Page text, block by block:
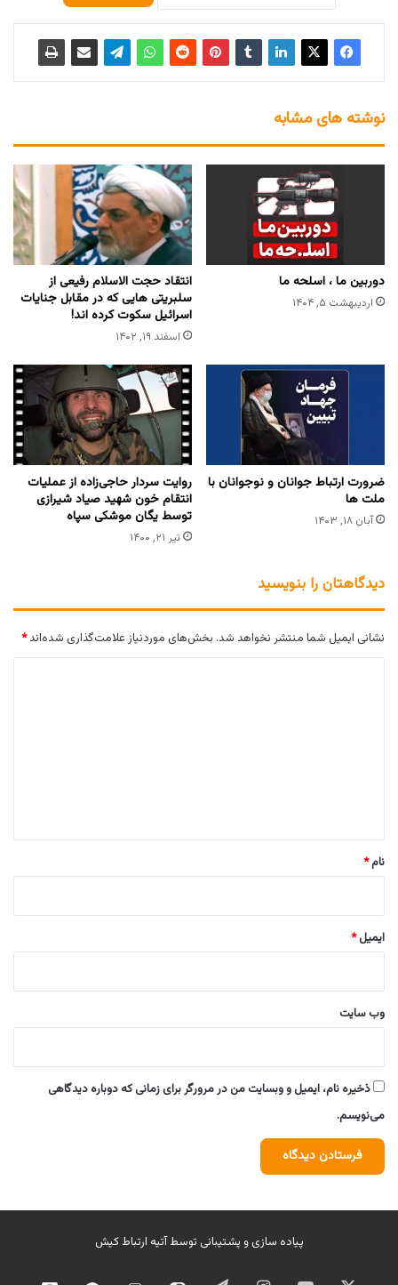
نوشته های مشابه
دوربین ما ، اسلحه ما
اردیبهشت ۵, ۱۴۰۴
‏انتقاد حجت الاسلام رفیعی از
سلبریتی هایی که در مقابل جنایات
اسرائیل سکوت کرده اند!
اسفند ۱۹, ۱۴۰۲
ضرورت ارتباط جوانان و نوجوانان با
ملت ها
آبان ۱۸, ۱۴۰۳
روایت سردار حاجی‌زاده از عملیات
انتقام خون شهید صیاد شیرازی
توسط یگان موشکی سپاه
تیر ۲۱, ۱۴۰۰
دیدگاهتان را بنویسید
نشانی ایمیل شما منتشر نخواهد شد. بخش‌های موردنیاز علامت‌گذاری شده‌اند*
نام*
ایمیل*
وب‌ سایت
ذخیره نام، ایمیل و وبسایت من در مرورگر برای زمانی که دوباره دیدگاهی
می‌نویسم.
پیاده سازی و پشتیبانی توسطآتیه ارتباط کیش